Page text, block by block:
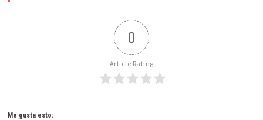
0
Article Rating
Me gusta esto: